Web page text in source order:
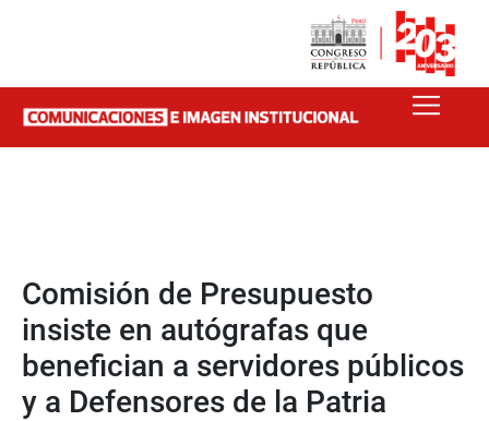
Comisión de Presupuesto
insiste en autógrafas que
benefician a servidores públicos
y a Defensores de la Patria